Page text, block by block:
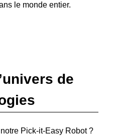
le monde entier.
de
Pick-it-Easy Robot?